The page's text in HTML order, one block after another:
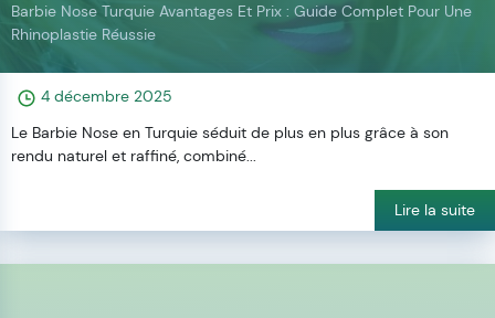
4 décembre 2025
Barbie Nose Turquie Avantages Et Prix : Guide Complet Pour Une
Rhinoplastie Réussie
Le Barbie Nose en Turquie séduit de plus en plus grâce à son
rendu naturel et raffiné, combiné...
Lire la suite